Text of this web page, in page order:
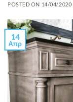
POSTED ON 14/04/2020
14
Απρ